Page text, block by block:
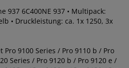
937 6C400NE 937 • Multipack:
• Druckleistung: ca. 1x 1250, 3x
Pro 9100 Series / Pro 9110 b / Pro
Series / Pro 9120 b / Pro 9120 e /